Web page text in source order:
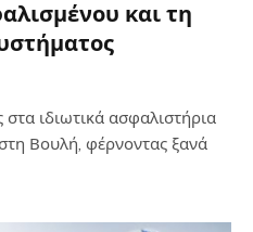
και τη
στα ιδιωτικά ασφαλιστήρια
Βουλή, φέρνοντας ξανά